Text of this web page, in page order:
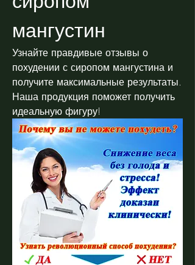
мангустин
Узнайте правдивые отзывы о
похудении с сиропом мангустина и
получите максимальные результаты.
Наша продукция поможет получить
идеальную фигуру!